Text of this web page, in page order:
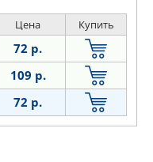
Цена Купить
72 р.
109 р.
72 р.